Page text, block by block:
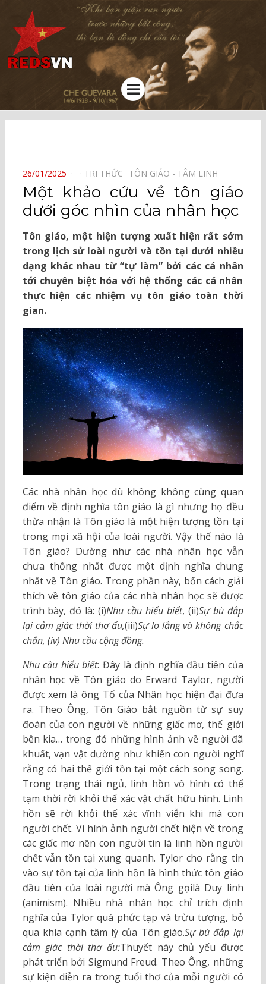
Kênh chia sẻ tri thức cộng đồng
Menu
POSTED
ON
26/01/2025 TRI THỨC⠀ TÔN GIÁO - TÂM LINH⠀
Một khảo cứu về tôn giáo
dưới góc nhìn của nhân học
Tôn giáo, một hiện tượng xuất hiện rất sớm
trong lịch sử loài người và tồn tại dưới nhiều
dạng khác nhau từ “tự làm” bởi các cá nhân
tới chuyên biệt hóa với hệ thống các cá nhân
thực hiện các nhiệm vụ tôn giáo toàn thời
gian.
Các nhà nhân học dù không không cùng quan
điểm về định nghĩa tôn giáo là gì nhưng họ đều
thừa nhận là Tôn giáo là một hiện tượng tồn tại
trong mọi xã hội của loài người. Vậy thế nào là
Tôn giáo? Dường như các nhà nhân học vẫn
chưa thống nhất được một dịnh nghĩa chung
nhất về Tôn giáo. Trong phần này, bốn cách giải
thích về tôn giáo của các nhà nhân học sẽ được
trình bày, đó là: (i)Nhu cầu hiểu biết, (ii)Sự bù đắp
lại cảm giác thời thơ ấu,(iii)Sự lo lắng và không chắc
chắn, (iv) Nhu cầu cộng đồng.
Nhu cầu hiểu biết: Đây là định nghĩa đầu tiên của
nhân học về Tôn giáo do Erward Taylor, người
được xem là ông Tổ của Nhân học hiện đại đưa
ra. Theo Ông, Tôn Giáo bắt nguồn từ sự suy
đoán của con người về những giấc mơ, thế giới
bên kia… trong đó những hình ảnh về người đã
khuất, vạn vật dường như khiến con người nghĩ
rằng có hai thế giới tồn tại một cách song song.
Trong trạng thái ngủ, linh hồn vô hình có thể
tạm thời rời khỏi thể xác vật chất hữu hình. Linh
hồn sẽ rời khỏi thể xác vĩnh viễn khi mà con
người chết. Vì hình ảnh người chết hiện về trong
các giấc mơ nên con người tin là linh hồn người
chết vẫn tồn tại xung quanh. Tylor cho rằng tin
vào sự tồn tại của linh hồn là hình thức tôn giáo
đầu tiên của loài người mà Ông gọilà Duy linh
(animism). Nhiều nhà nhân học chỉ trích định
nghĩa của Tylor quá phức tạp và trừu tượng, bỏ
qua khía cạnh tâm lý của Tôn giáo.Sự bù đắp lại
cảm giác thời thơ ấu:Thuyết này chủ yếu được
phát triển bởi Sigmund Freud. Theo Ông, những
sự kiện diễn ra trong tuổi thơ của mỗi người có